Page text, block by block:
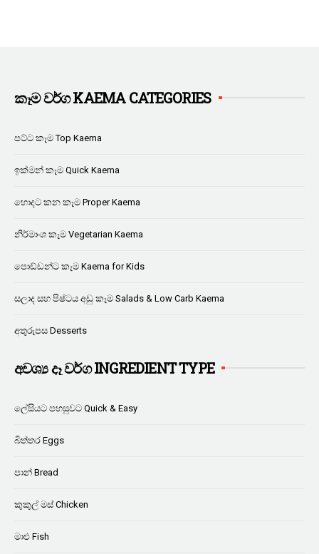
කෑම වර්ග KAEMA CATEGORIES
පට්ට කෑම Top Kaema
ඉක්මන් කෑම Quick Kaema
හොදට කන කෑම Proper Kaema
නිර්මාංශ කෑම Vegetarian Kaema
පොඩ්ඩන්ට කෑම Kaema for Kids
සලාද සහ පිෂ්ටය අඩු කෑම Salads & Low Carb Kaema
අතුරුපස Desserts
අවශ්‍ය දෑ වර්ග INGREDIENT TYPE
ලේසියට පහසුවට Quick & Easy
බිත්තර Eggs
පාන් Bread
කුකුල් මස් Chicken
මාළු Fish